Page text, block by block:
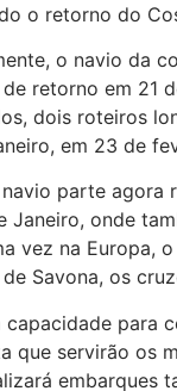
o retorno do
o navio da
retorno em 21
dois roteiros
em 23 de
parte agora
Janeiro, onde
vez na Europa,
Savona, os
capacidade para
que servirão os
embarques